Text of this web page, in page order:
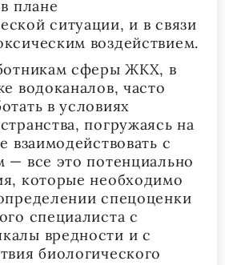
плане
ситуации, и в связи
воздействием.
сферы ЖКХ, в
водоканалов, часто
в условиях
погружаясь на
взаимодействовать с
— все это потенциально
которые необходимо
спецоценки
специалиста с
вредности и с
биологического